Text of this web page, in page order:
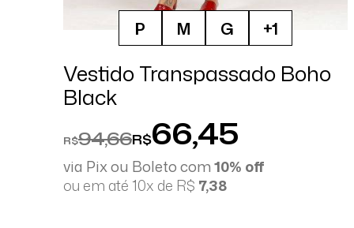
P M G +1
Vestido Transpassado Boho
Black
R$94,66R$66,45
via Pix ou Boleto com10% off
ou em até 10x de R$ 7,38